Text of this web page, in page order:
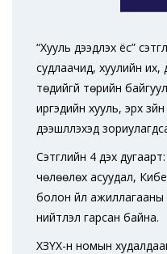
“Хууль дээдлэх ёс”
судлаачид, хуулийн их,
төдийгүй төрийн
иргэдийн хууль, эрх
дээшлүүлэхэд
Сэтгүүлийн 4 дэх
чөлөөлөх асуудал,
болон үйл ажиллагааны
нийтлэл гарсан байна.
ХЗҮХ-н номын